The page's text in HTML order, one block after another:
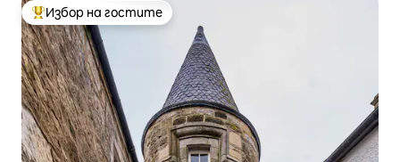
Най-популярен избор на гостите
Избор на гостите